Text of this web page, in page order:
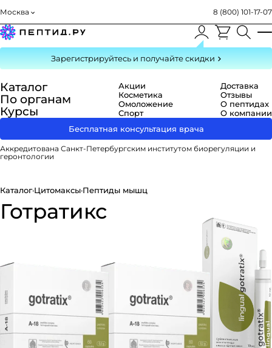
Москва 8 (800) 101-17-07
Зарегистрируйтесь и получайте скидки
Каталог
По органам
Курсы
Акции
Косметика
Омоложение
Спорт
Доставка
Отзывы
О пептидах
О компании
Бесплатная консультация врача
Аккредитована Санкт-Петербургским институтом биорегуляции и
геронтологии
Каталог·Цитомаксы·Пептиды мышц
Готратикс